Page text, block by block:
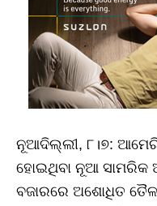
ନୂଆଦିଲ୍ଲୀ, ୮।୭:
ହୋଇଥିବା ନୂଆ ସାମରିକ
ବଜାରରେ ଅଶୋଧିତ